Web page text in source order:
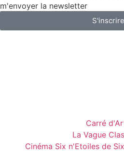
m'envoyer la newsletter
S'inscrire
Carré
La Vague
Cinéma Six n'Etoiles de